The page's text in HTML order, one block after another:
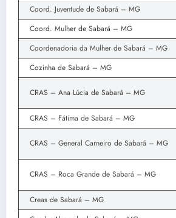
Coord. Juventude de Sabará – MG
Coord. Mulher de Sabará – MG
Coordenadoria da Mulher de Sabará – MG
Cozinha de Sabará – MG
CRAS – Ana Lúcia de Sabará – MG
CRAS – Fátima de Sabará – MG
CRAS – General Carneiro de Sabará – MG
CRAS – Roca Grande de Sabará – MG
Creas de Sabará – MG